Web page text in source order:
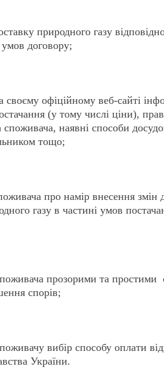
природного газу
умов договору;
своєму офіційному веб-сайті
(у тому числі ціни),
споживача, наявні способи
тощо;
про намір внесення змін
газу в частині умов
прозорими та простими
спорів;
вибір способу оплати
України.